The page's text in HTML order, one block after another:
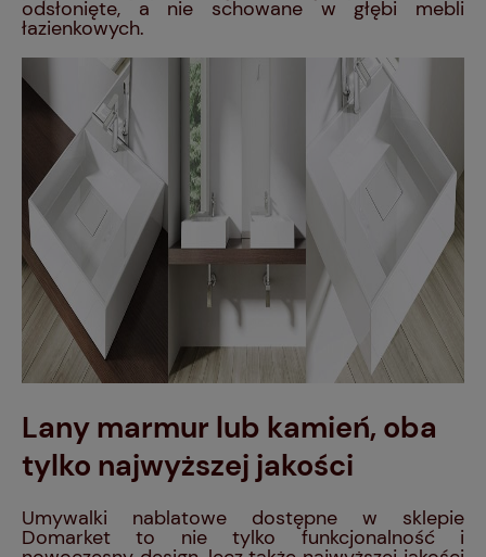
odsłonięte, a nie schowane w głębi mebli
łazienkowych.
Lany marmur lub kamień, oba
tylko najwyższej jakości
Umywalki nablatowe dostępne w sklepie
Domarket to nie tylko funkcjonalność i